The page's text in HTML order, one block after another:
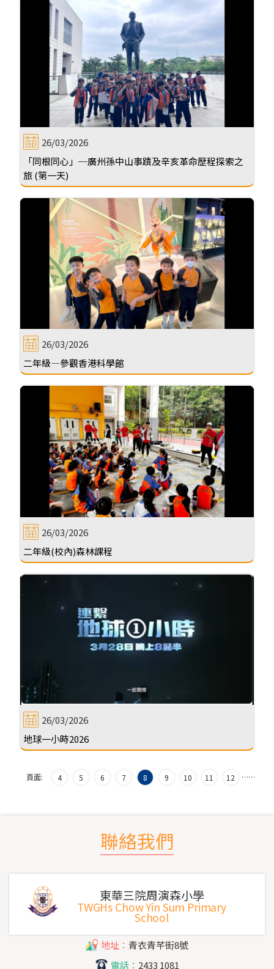
26/03/2026
「同根同心」─廣州孫中山事蹟及辛亥革命歷程探索之
旅 (第一天)
26/03/2026
二年級—參觀香港科學館
26/03/2026
二年級(校內)森林課程
26/03/2026
地球一小時2026
頁面: …
4 5 6 7 8 9 10 11 12 …
聯絡我們
東華三院周演森小學
TWGHs Chow Yin Sum Primary
School
地址： 青衣青芊街8號
電話： 2433 1081